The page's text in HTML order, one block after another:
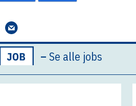
– Se alle jobs